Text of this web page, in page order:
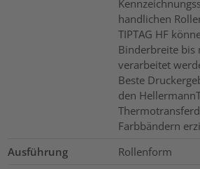
handlichen
TIPTAG HF
Binderbreite bis
verarbeitet
Beste
den
Farbbändern
Ausführung
Rollenform